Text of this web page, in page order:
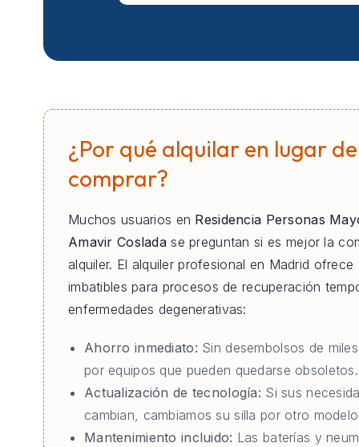
¿Por qué alquilar en lugar de
comprar?
Muchos usuarios en Residencia Personas
Amavir Coslada se preguntan si es mejor la
alquiler. El alquiler profesional en Madrid ofrece
imbatibles para procesos de recuperación
enfermedades degenerativas:
Ahorro inmediato: Sin desembolsos de
por equipos que pueden quedarse obsoletos.
Actualización de tecnología: Si sus
cambian, cambiamos su silla por otro
Mantenimiento incluido: Las baterías y